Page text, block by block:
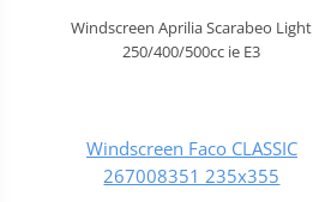
Windscreen Aprilia Scarabeo Light
250/400/500cc ie E3
Windscreen Faco CLASSIC
267008351 235x355